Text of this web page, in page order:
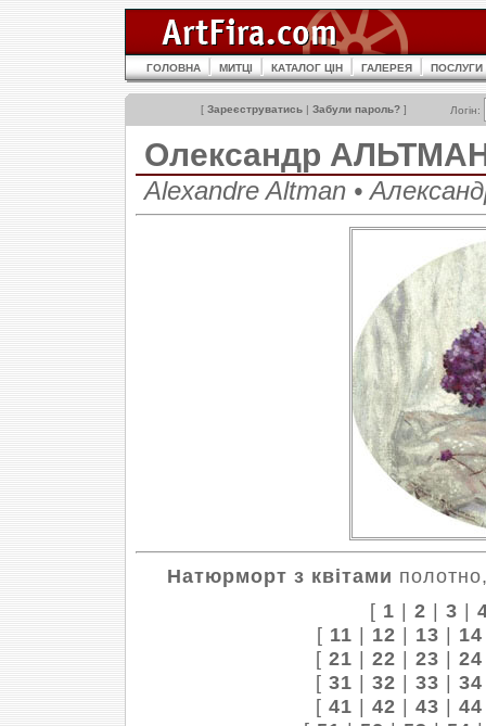
ГОЛОВНА МИТЦІ КАТАЛОГ ЦІН ГАЛЕРЕЯ ПОСЛУГИ
[ Зареєструватись | Забули пароль? ] Логін:
Олександр
Alexandre Altman •
Натюрморт з квітами
[ 1 | 2 | 3 |
[ 11 | 12 | 13 | 14
[ 21 | 22 | 23 | 24
[ 31 | 32 | 33 | 34
[ 41 | 42 | 43 | 44